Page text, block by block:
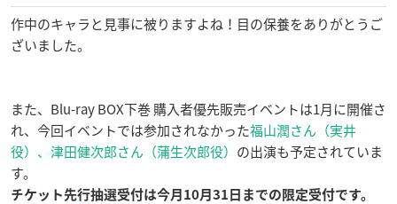
作中のキャラと見事に被りますよね！目の保養をありがとうご
ざいました。
また、Blu-ray BOX下巻 購入者優先販売イベントは1月に開催さ
れ、今回イベントでは参加されなかった福山潤さん（実井
役）、津田健次郎さん（蒲生次郎役） の出演も予定されていま
す。
チケット先行抽選受付は今月10月31日までの限定受付です。